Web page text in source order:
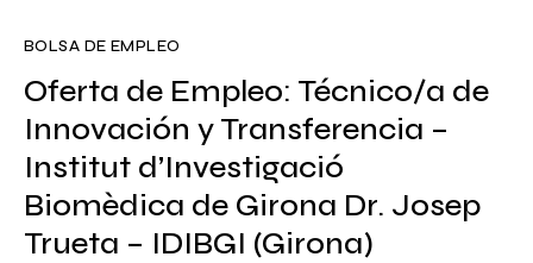
BOLSA DE EMPLEO
Oferta de Empleo: Técnico/a de
Innovación y Transferencia –
Institut d’Investigació
Biomèdica de Girona Dr. Josep
Trueta – IDIBGI (Girona)